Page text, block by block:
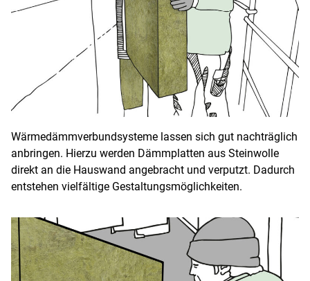
Wärmedämmverbundsysteme lassen sich gut nachträglich
anbringen. Hierzu werden Dämmplatten aus Steinwolle
direkt an die Hauswand angebracht und verputzt. Dadurch
entstehen vielfältige Gestaltungsmöglichkeiten.